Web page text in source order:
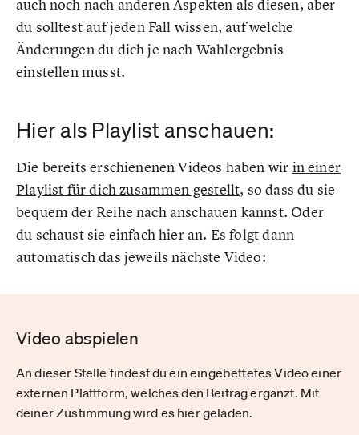
auch noch nach anderen Aspekten als diesen, aber
du solltest auf jeden Fall wissen, auf welche
Änderungen du dich je nach Wahlergebnis
einstellen musst.
Hier als Playlist anschauen:
Die bereits erschienenen Videos haben wir in einer
Playlist für dich zusammen gestellt, so dass du sie
bequem der Reihe nach anschauen kannst. Oder
du schaust sie einfach hier an. Es folgt dann
automatisch das jeweils nächste Video:
Video abspielen
An dieser Stelle findest du ein eingebettetes Video einer
externen Plattform, welches den Beitrag ergänzt. Mit
deiner Zustimmung wird es hier geladen.